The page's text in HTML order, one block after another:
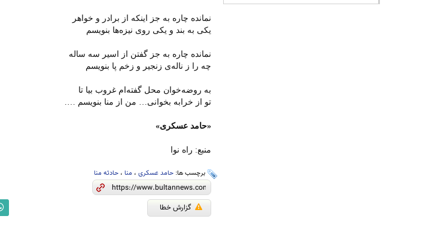
نمانده چاره به جز اینکه از برادر و خواهر
یکی به بند و یکی روی نیزه‌ها بنویسم
نمانده چاره به جز گفتن از اسیر سه ساله
چه را ز ناله‌ی زنجیر و زخم پا بنویسم
به روضه‌خوان محل گفته‌ام غروب بیا تا
تو از خرابه بخوانی… من از منا بنویسم ….
«حامد عسکری»
منبع: راه نوا
برچسب ها: حامد عسکری، منا، حادثه منا
گزارش خطا